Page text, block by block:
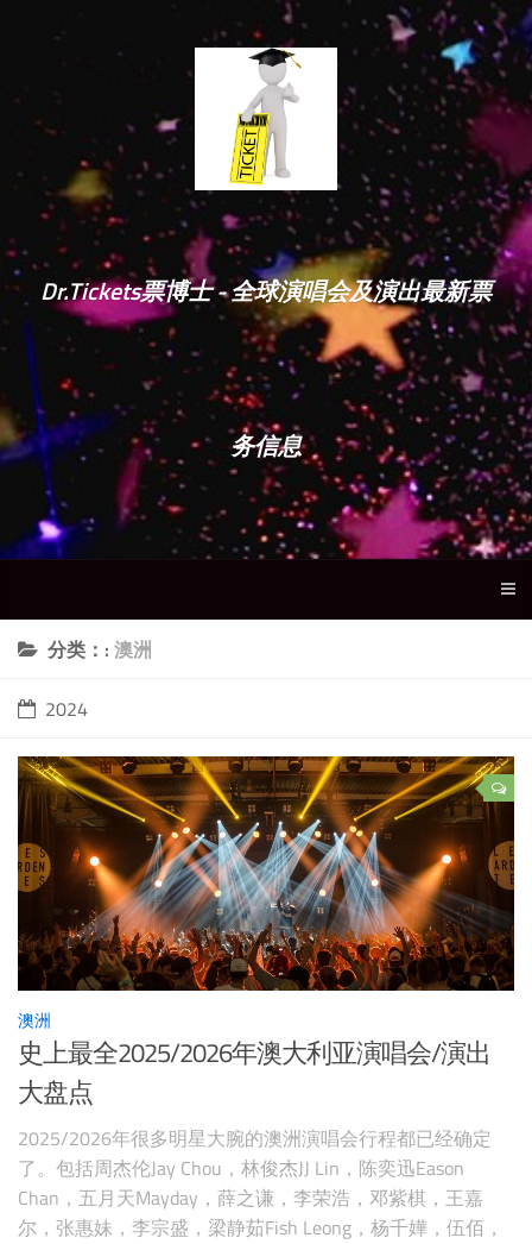
Dr.Tickets票博士 - 全球演唱会及演出最新票
务信息
分类：: 澳洲
2024
澳洲
史上最全2025/2026年澳大利亚演唱会/演出
大盘点
2025/2026年很多明星大腕的澳洲演唱会行程都已经确定
了。包括周杰伦Jay Chou，林俊杰JJ Lin，陈奕迅Eason
Chan，五月天Mayday，薛之谦，李荣浩，邓紫棋，王嘉
尔，张惠妹，李宗盛，梁静茹Fish Leong，杨千嬅，伍佰，